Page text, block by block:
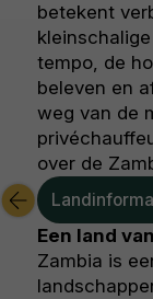
betekent
tempo, de
beleven en
weg van de
over de
Een land van
Zambia is